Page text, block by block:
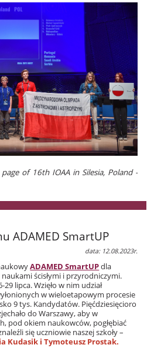
of 16th IOAA in Silesia, Poland -
ADAMED SmartUP
data: 12.08.2023r.
ADAMED SmartUPdla
ścisłymi i przyrodniczymi.
lipca. Wzięło w nim udział
w wieloetapowym procesie
9 tys. Kandydatów. Pięćdziesięcioro
do Warszawy, aby w
pod okiem naukowców, pogłębiać
się uczniowie naszej szkoły –
Kudasik i Tymoteusz Prostak.